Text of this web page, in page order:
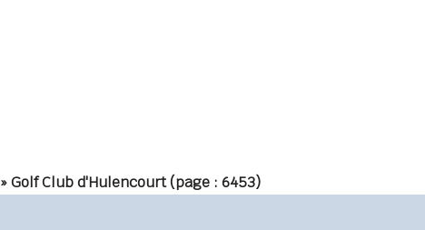
» Golf Club d'Hulencourt(page : 6453)